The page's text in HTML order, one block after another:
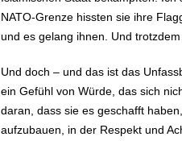
NATO-Grenze hissten sie ihre
und es gelang ihnen. Und
Und doch – und das ist das
ein Gefühl von Würde, das sich
daran, dass sie es geschafft
aufzubauen, in der Respekt und